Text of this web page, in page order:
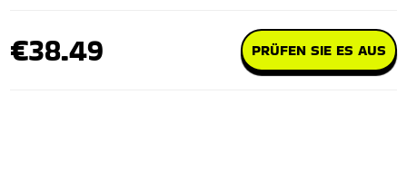
€38.49 PRÜFEN SIE ES AUS